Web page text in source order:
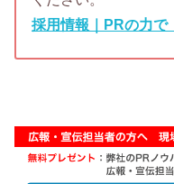
採用情報｜PRの力で